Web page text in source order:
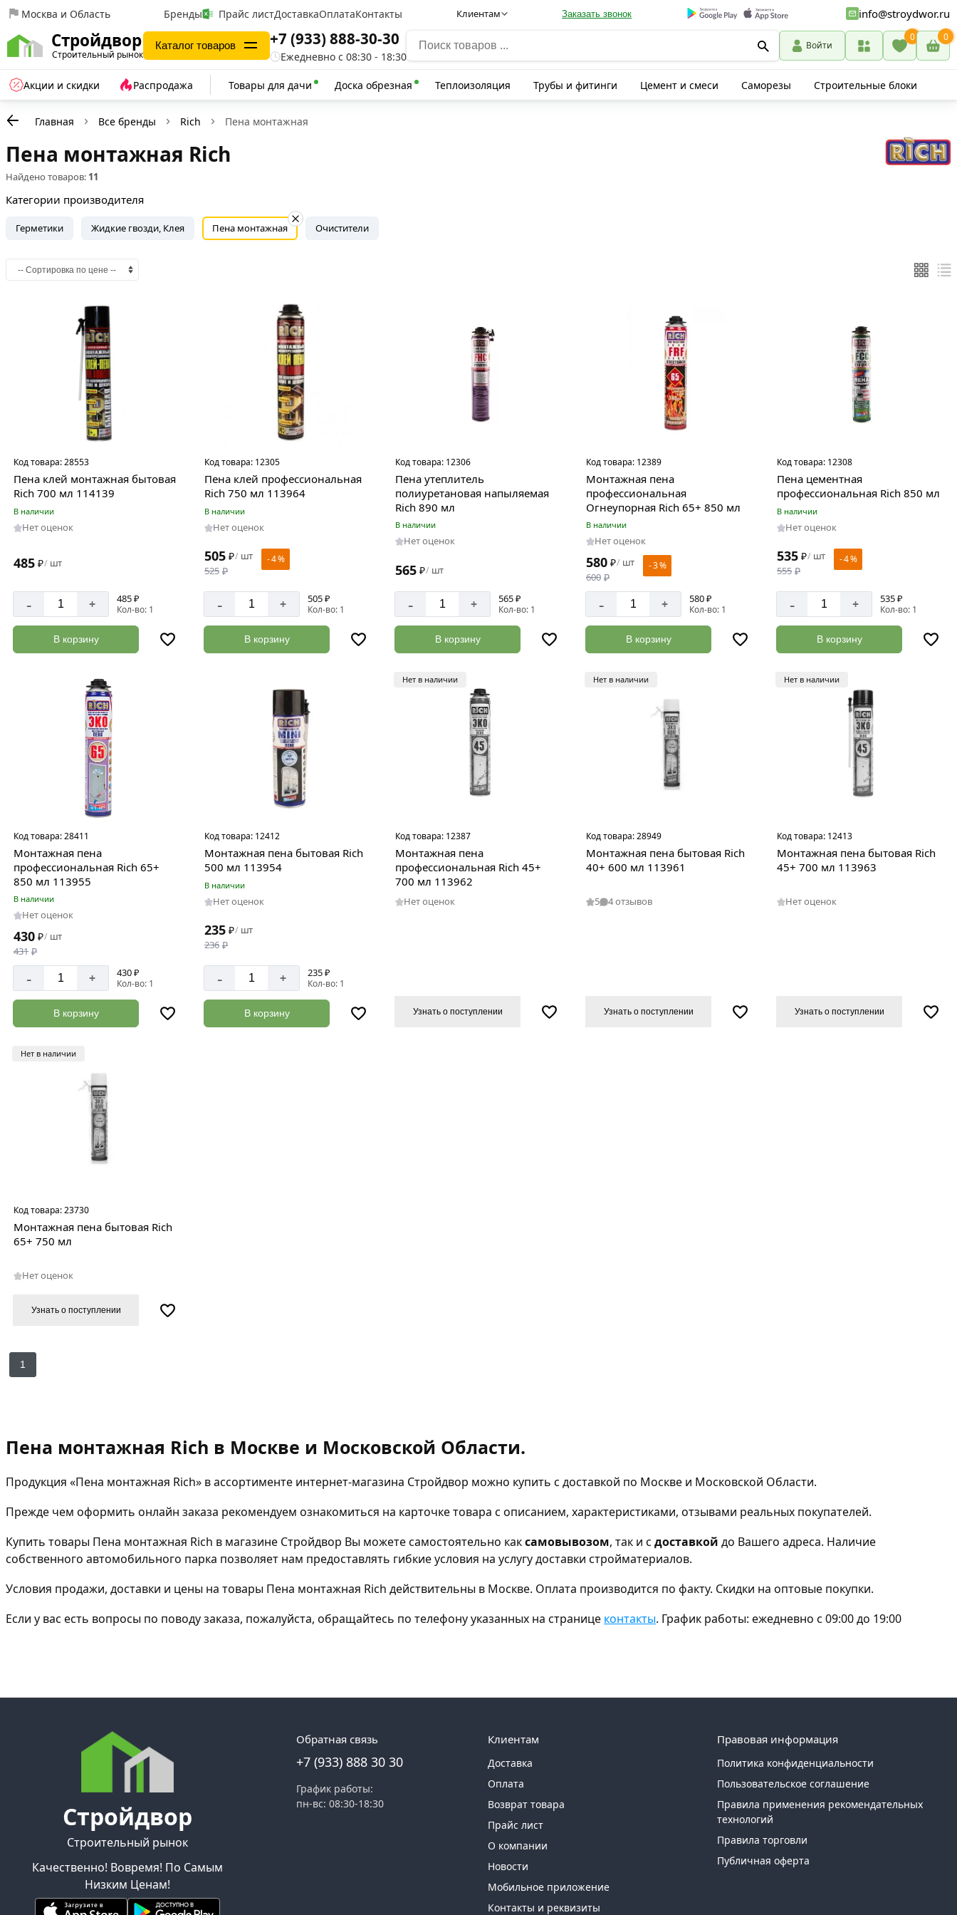
Москва и Область Бренды Прайс листДоставкаОплатаКонтакты Клиентам Заказать звонок info@stroydwor.ru
Стройдвор
Строительный рынок
Каталог товаров +7 (933) 888-30-30
Ежедневно с 08:30 - 18:30
Войти
0 0
Акции и скидки Распродажа Товары для дачи Доска обрезная Теплоизоляция Трубы и фитинги Цемент и смеси Саморезы Строительные блоки
Главная Все бренды Rich Пена монтажная
Пена монтажная Rich
Найдено товаров: 11
Категории производителя
Герметики Жидкие гвозди, Клея Пена монтажная Очистители
Код товара:28553
Пена клей монтажная бытовая
Rich 700 мл 114139
В наличии
Нет оценок
485 ₽/ шт
- + 485 ₽
Кол-во: 1
В корзину
Код товара: 12305
Пена клей профессиональная
Rich 750 мл 113964
В наличии
Нет оценок
505 ₽/ шт
525 ₽
- 4 %
- + 505 ₽
Кол-во: 1
В корзину
Код товара: 12306
Пена утеплитель
полиуретановая напыляемая
Rich 890 мл
В наличии
Нет оценок
565 ₽/ шт
- + 565 ₽
Кол-во: 1
В корзину
Код товара: 12389
Монтажная пена
профессиональная
Огнеупорная Rich 65+ 850 мл
В наличии
Нет оценок
580 ₽/ шт
600 ₽
- 3 %
- + 580 ₽
Кол-во: 1
В корзину
Код товара: 12308
Пена цементная
профессиональная Rich 850 мл
В наличии
Нет оценок
535 ₽/ шт
555 ₽
- 4 %
- + 535 ₽
Кол-во: 1
В корзину
Код товара:28411
Монтажная пена
профессиональная Rich 65+
850 мл 113955
В наличии
Нет оценок
430 ₽/ шт
431 ₽
- + 430 ₽
Кол-во: 1
В корзину
Код товара: 12412
Монтажная пена бытовая Rich
500 мл 113954
В наличии
Нет оценок
235 ₽/ шт
236 ₽
- + 235 ₽
Кол-во: 1
В корзину
Нет в наличии
Код товара: 12387
Монтажная пена
профессиональная Rich 45+
700 мл 113962
Нет оценок
Узнать о поступлении
Нет в наличии
Код товара:28949
Монтажная пена бытовая Rich
40+ 600 мл 113961
5 4 отзывов
Узнать о поступлении
Нет в наличии
Код товара: 12413
Монтажная пена бытовая Rich
45+ 700 мл 113963
Нет оценок
Узнать о поступлении
Нет в наличии
Код товара:23730
Монтажная пена бытовая Rich
65+ 750 мл
Нет оценок
Узнать о поступлении
1
Пена монтажная Rich в Москве и Московской Области.
Продукция «Пена монтажная Rich» в ассортименте интернет-магазина Стройдвор можно купить с доставкой по Москве и Московской Области.
Прежде чем оформить онлайн заказа рекомендуем ознакомиться на карточке товара с описанием, характеристиками, отзывами реальных покупателей.
Купить товары Пена монтажная Rich в магазине Стройдвор Вы можете самостоятельно каксамовывозом, так и с доставкой до Вашего адреса. Наличие
собственного автомобильного парка позволяет нам предоставлять гибкие условия на услугу доставки стройматериалов.
Условия продажи, доставки и цены на товары Пена монтажная Rich действительны в Москве. Оплата производится по факту. Скидки на оптовые покупки.
Если у вас есть вопросы по поводу заказа, пожалуйста, обращайтесь по телефону указанных на странице контакты. График работы: ежедневно с 09:00 до 19:00
Стройдвор
Строительный рынок
Качественно! Вовремя! По Самым
Низким Ценам!
Обратная связь
+7 (933) 888 30 30
График работы:
пн-вс: 08:30-18:30
Клиентам
Доставка
Оплата
Возврат товара
Прайс лист
О компании
Новости
Мобильное приложение
Контакты и реквизиты
Правовая информация
Политика конфиденциальности
Пользовательское соглашение
Правила применения рекомендательных
технологий
Правила торговли
Публичная оферта